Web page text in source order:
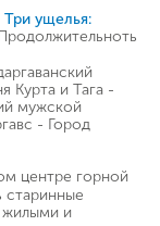
Три ущелья:
Курта и Тага -
мужской
- Город
центре горной
старинные
и